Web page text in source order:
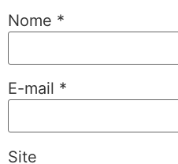
Nome *
E-mail *
Site